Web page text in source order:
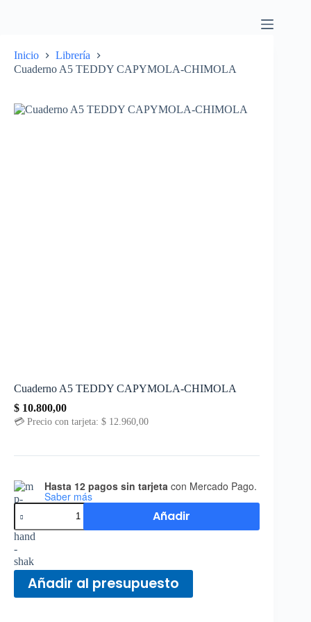
Inicio
Librería
Cuaderno A5 TEDDY CAPYMOLA-CHIMOLA
Cuaderno A5 TEDDY CAPYMOLA-CHIMOLA
$ 10.800,00
💳 Precio con tarjeta: $ 12.960,00
Hasta 12 pagos sin tarjeta con Mercado Pago.
Saber más
Añadir
Añadir al presupuesto